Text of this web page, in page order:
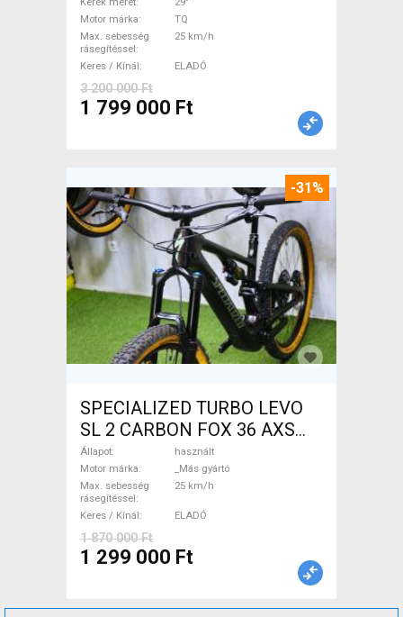
használt ELADÓ
Motor márka
TQ
Max. sebesség
rásegítéssel
25 km/h
Keres / Kínál ELADÓ
3 200 000 Ft
1 799 000 Ft
-31%
SPECIALIZED TURBO LEVO
SL 2 CARBON FOX 36 AXS
Elektromos Mountain Bike
össztelós / fully _Más gyártó
használt ELADÓ
Állapot
használt
Motor márka
_Más gyártó
Max. sebesség
rásegítéssel
25 km/h
Keres / Kínál ELADÓ
1 870 000 Ft
1 299 000 Ft